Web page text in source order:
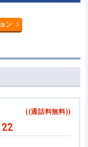
ン
((通話料無料))